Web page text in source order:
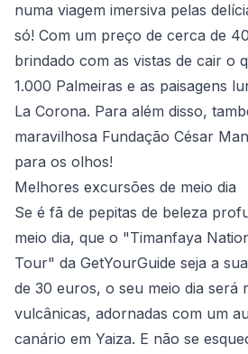
numa viagem imersiva pelas
só! Com um preço de cerca de
brindado com as vistas de cair o
1.000 Palmeiras e as paisagens
La Corona. Para além disso,
maravilhosa Fundação César
para os olhos!
Melhores excursões de meio dia
Se é fã de pepitas de beleza
meio dia, que o "Timanfaya
Tour" da GetYourGuide seja a
de 30 euros, o seu meio dia será
vulcânicas, adornadas com um
canário em Yaiza. E não se